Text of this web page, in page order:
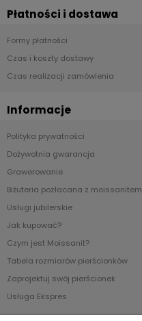
Płatności i dostawa
Formy płatności
Czas i koszty dostawy
Czas realizacji zamówienia
Informacje
Polityka prywatności
Dożywotnia gwarancja
Grawerowanie
Biżuteria pozłacana z moissanitem
Usługi jubilerskie
Jak kupować?
Czym jest Moissanit?
Tabela rozmiarów pierścionków
Zaprojektuj swój pierścionek
Usługa Ekspres